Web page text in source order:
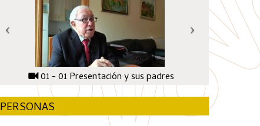
01 - 01 Presentación y sus padres
PERSONAS